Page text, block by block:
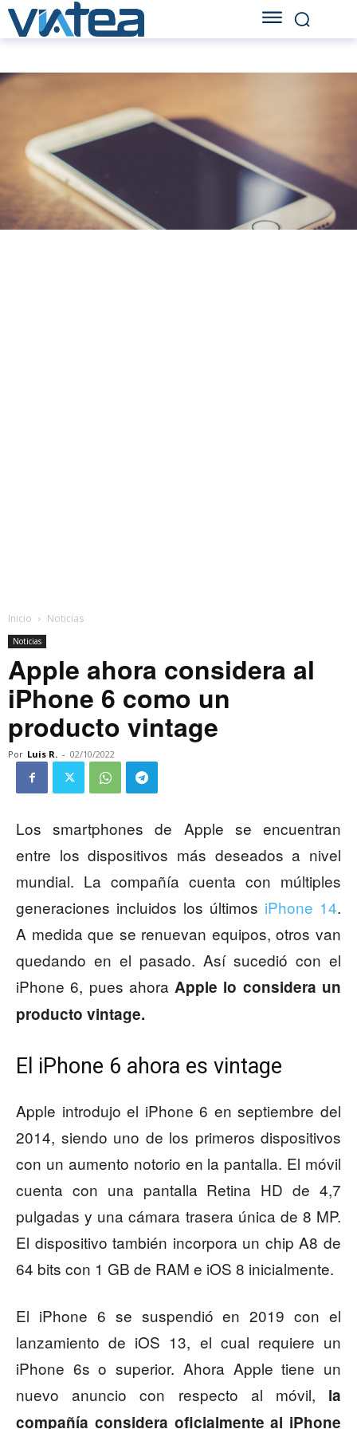
Inicio Noticias
Noticias
Apple ahora considera al
iPhone 6 como un
producto vintage
Por Luis R. - 02/10/2022
Los smartphones de Apple se encuentran
entre los dispositivos más deseados a nivel
mundial. La compañía cuenta con múltiples
generaciones incluidos los últimos iPhone 14.
A medida que se renuevan equipos, otros van
quedando en el pasado. Así sucedió con el
iPhone 6, pues ahora Apple lo considera un
producto vintage.
El iPhone 6 ahora es vintage
Apple introdujo el iPhone 6 en septiembre del
2014, siendo uno de los primeros dispositivos
con un aumento notorio en la pantalla. El móvil
cuenta con una pantalla Retina HD de 4,7
pulgadas y una cámara trasera única de 8 MP.
El dispositivo también incorpora un chip A8 de
64 bits con 1 GB de RAM e iOS 8 inicialmente.
El iPhone 6 se suspendió en 2019 con el
lanzamiento de iOS 13, el cual requiere un
iPhone 6s o superior. Ahora Apple tiene un
nuevo anuncio con respecto al móvil, la
compañía considera oficialmente al iPhone